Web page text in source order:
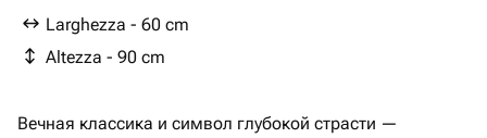
Larghezza - 60 cm
Altezza - 90 cm
Вечная классика и символ глубокой страсти —